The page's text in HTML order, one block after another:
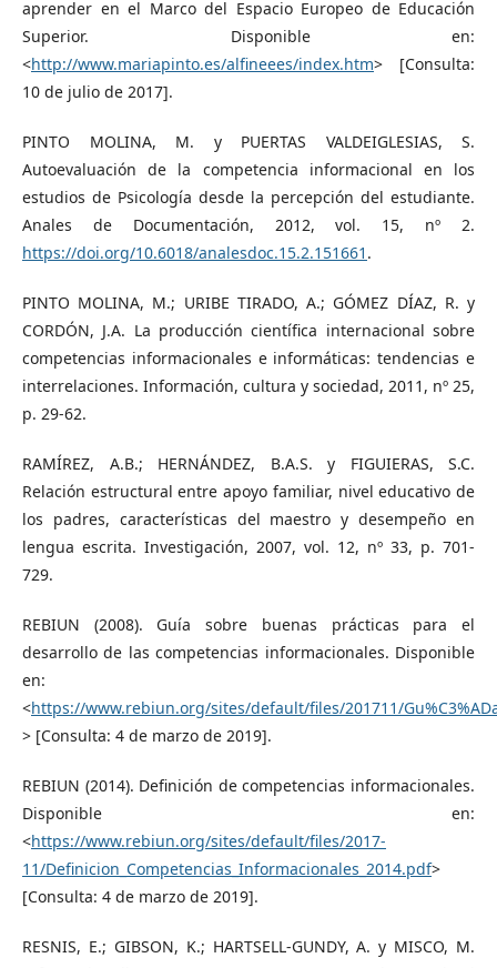
aprender en el Marco del Espacio Europeo de Educación
Superior. Disponible en:
<http://www.mariapinto.es/alfineees/index.htm> [Consulta:
10 de julio de 2017].
PINTO MOLINA, M. y PUERTAS VALDEIGLESIAS, S.
Autoevaluación de la competencia informacional en los
estudios de Psicología desde la percepción del estudiante.
Anales de Documentación, 2012, vol. 15, nº 2.
https://doi.org/10.6018/analesdoc.15.2.151661 .
PINTO MOLINA, M.; URIBE TIRADO, A.; GÓMEZ DÍAZ, R. y
CORDÓN, J.A. La producción científica internacional sobre
competencias informacionales e informáticas: tendencias e
interrelaciones. Información, cultura y sociedad, 2011, nº 25,
p. 29-62.
RAMÍREZ, A.B.; HERNÁNDEZ, B.A.S. y FIGUIERAS, S.C.
Relación estructural entre apoyo familiar, nivel educativo de
los padres, características del maestro y desempeño en
lengua escrita. Investigación, 2007, vol. 12, nº 33, p. 701-
729.
REBIUN (2008). Guía sobre buenas prácticas para el
desarrollo de las competencias informacionales. Disponible
en:
<https://www.rebiun.org/sites/default/files/201711/
> [Consulta: 4 de marzo de 2019].
REBIUN (2014). Definición de competencias informacionales.
Disponible en:
<https://www.rebiun.org/sites/default/files/2017-
11/Definicion_Competencias_Informacionales_2014.pdf>
[Consulta: 4 de marzo de 2019].
RESNIS, E.; GIBSON, K.; HARTSELL‐GUNDY, A. y MISCO, M.